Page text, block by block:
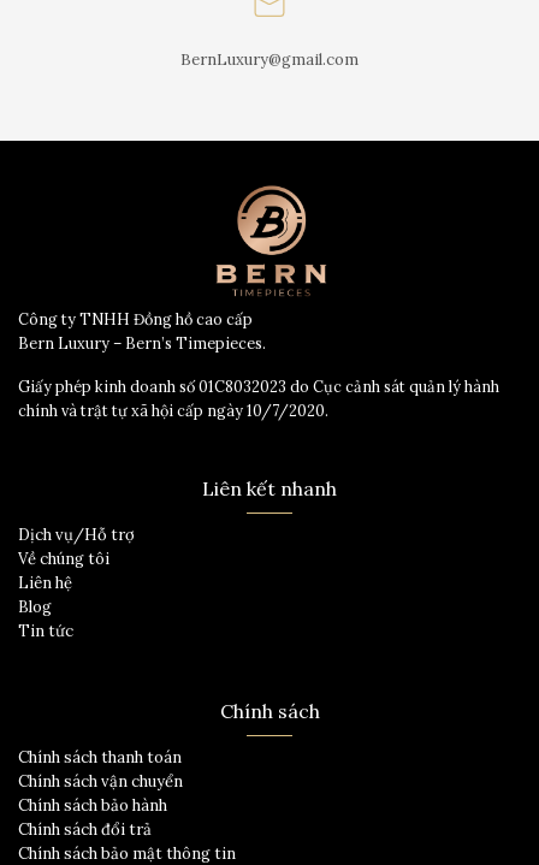
BernLuxury@gmail.com
Công ty TNHH Đồng hồ cao cấp
Bern Luxury – Bern’s Timepieces.
Giấy phép kinh doanh số 01C8032023 do Cục cảnh sát quản lý hành
chính và trật tự xã hội cấp ngày 10/7/2020.
Liên kết nhanh
Dịch vụ/Hỗ trợ
Về chúng tôi
Liên hệ
Blog
Tin tức
Chính sách
Chính sách thanh toán
Chính sách vận chuyển
Chính sách bảo hành
Chính sách đổi trả
Chính sách bảo mật thông tin